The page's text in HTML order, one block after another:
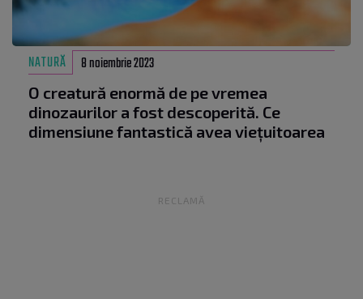
NATURĂ 8 noiembrie 2023
O creatură enormă de pe vremea
dinozaurilor a fost descoperită. Ce
dimensiune fantastică avea viețuitoarea
RECLAMĂ